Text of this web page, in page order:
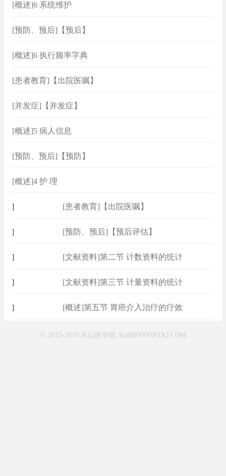
[概述]6 系统维护
[预防、预后]【预后】
[概述]6 执行频率字典
[患者教育]【出院医嘱】
[并发症]【并发症】
[概述]5 病人信息
[预防、预后]【预防】
[概述]4 护 理
专著速查]
[患者教育]【出院医嘱】
专著速查
[预防、预后]【预后评估】
专著速查]
[文献资料]第二节 计数资料的统计
专著速查]
[文献资料]第三节 计量资料的统计
专著速查]
[概述]第五节 胃癌介入治疗的疗效
© 2015-2019 天山医学院 XiaBBY#VIP.QQ.COM